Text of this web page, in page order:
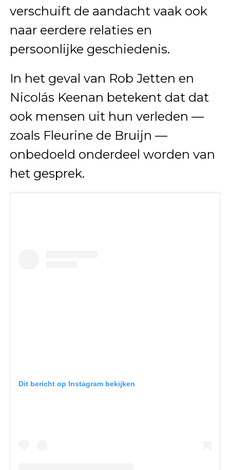
verschuift de aandacht vaak ook
naar eerdere relaties en
persoonlijke geschiedenis.
In het geval van Rob Jetten en
Nicolás Keenan betekent dat dat
ook mensen uit hun verleden —
zoals Fleurine de Bruijn —
onbedoeld onderdeel worden van
het gesprek.
Dit bericht op Instagram bekijken